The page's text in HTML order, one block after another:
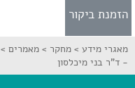
הזמנת ביקור
מאגרי מידע > מחקר > מאמרים >
- ד"ר בני מיכלסון